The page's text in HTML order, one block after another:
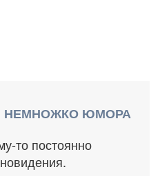
НЕМНОЖКО ЮМОРА
то постоянно